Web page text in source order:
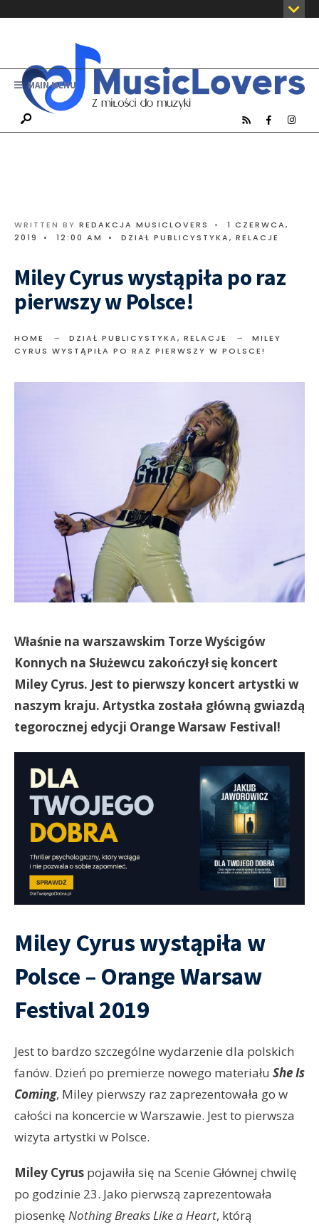
MAIN MENU
WRITTEN BY REDAKCJA MUSICLOVERS •
1 CZERWCA,
2019
• 12:00 AM • DZIAŁ PUBLICYSTYKA, RELACJE
Miley Cyrus wystąpiła po raz
pierwszy w Polsce!
HOME DZIAŁ PUBLICYSTYKA, RELACJE
MILEY
CYRUS WYSTĄPIŁA PO RAZ PIERWSZY W POLSCE!
Właśnie na warszawskim Torze Wyścigów
Konnych na Służewcu zakończył się koncert
Miley Cyrus. Jest to pierwszy koncert artystki w
naszym kraju. Artystka została główną gwiazdą
tegorocznej edycji Orange Warsaw Festival!
Miley Cyrus wystąpiła w
Polsce – Orange Warsaw
Festival 2019
Jest to bardzo szczególne wydarzenie dla polskich
fanów. Dzień po premierze nowego materiału She Is
Coming, Miley pierwszy raz zaprezentowała go w
całości na koncercie w Warszawie. Jest to pierwsza
wizyta artystki w Polsce.
Miley Cyrus pojawiła się na Scenie Głównej chwilę
po godzinie 23. Jako pierwszą zaprezentowała
piosenkę Nothing Breaks Like a Heart, którą